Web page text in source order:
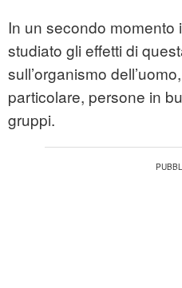
In un secondo momento
studiato gli effetti di
sull’organismo
particolare, persone in
gruppi.